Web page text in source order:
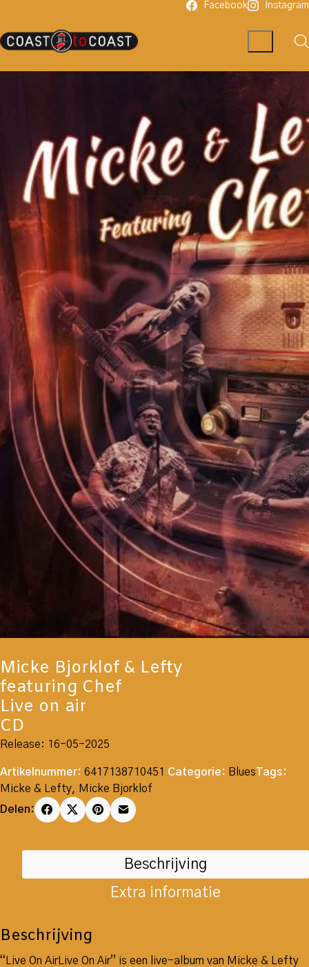
Facebook Instagram
Micke Bjorklof & Lefty
featuring Chef
Live on air
CD
Release: 16-05-2025
Artikelnummer: 6417138710451 Categorie: BluesTags:
Micke & Lefty, Micke Bjorklof
Delen:
Beschrijving
Extra informatie
Beschrijving
“Live On AirLive On Air” is een live-album van Micke & Lefty